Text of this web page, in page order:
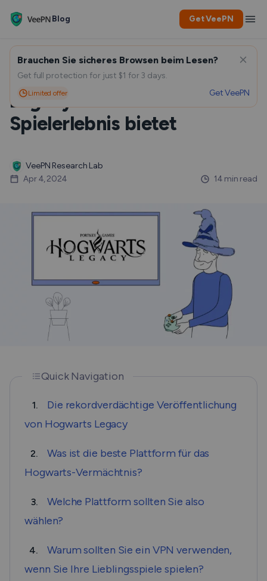
Blog Get VeePN
Plattformen für Hogwarts
Legacy: Welche das beste
Spielerlebnis bietet
VeePN Research Lab
Apr 4, 2024
14 min read
Quick Navigation
1.
Die rekordverdächtige Veröffentlichung
von Hogwarts Legacy
2.
Was ist die beste Plattform für das
Hogwarts-Vermächtnis?
3.
Welche Plattform sollten Sie also
wählen?
4.
Warum sollten Sie ein VPN verwenden,
wenn Sie Ihre Lieblingsspiele spielen?
Brauchen Sie sicheres Browsen beim Lesen?
Get full protection for just $1 for 3 days.
Limited offer Get VeePN